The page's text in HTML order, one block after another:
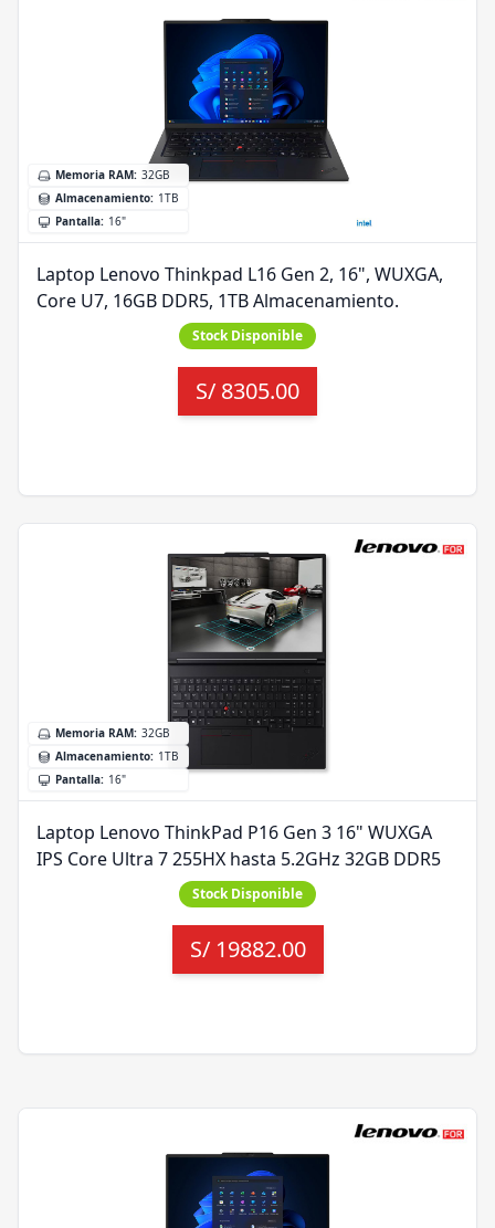
Memoria RAM: 32GB
Almacenamiento: 1TB
Pantalla: 16"
Laptop Lenovo Thinkpad L16 Gen 2, 16", WUXGA,
Core U7, 16GB DDR5, 1TB Almacenamiento.
Stock Disponible
S/ 8305.00
Memoria RAM: 32GB
Almacenamiento: 1TB
Pantalla: 16"
Laptop Lenovo ThinkPad P16 Gen 3 16" WUXGA
IPS Core Ultra 7 255HX hasta 5.2GHz 32GB DDR5
Stock Disponible
S/ 19882.00